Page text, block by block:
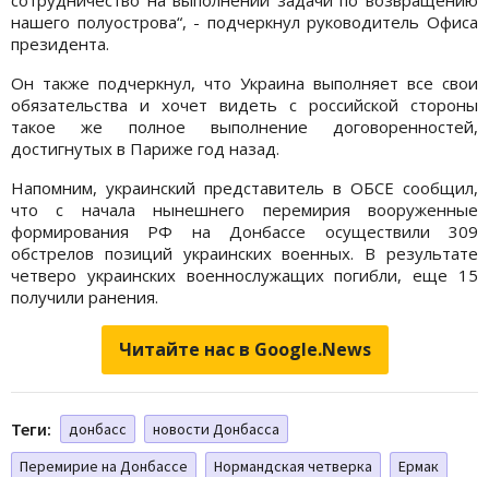
нашего полуострова“, - подчеркнул руководитель Офиса
президента.
Он также подчеркнул, что Украина выполняет все свои
обязательства и хочет видеть с российской стороны
такое же полное выполнение договоренностей,
достигнутых в Париже год назад.
Напомним, украинский представитель в ОБСЕ сообщил,
что с начала нынешнего перемирия вооруженные
формирования РФ на Донбассе осуществили 309
обстрелов позиций украинских военных. В результате
четверо украинских военнослужащих погибли, еще 15
получили ранения.
Читайте нас в Google.News
Теги: донбасс
новости Донбасса
Перемирие на Донбассе
Нормандская четверка
Ермак